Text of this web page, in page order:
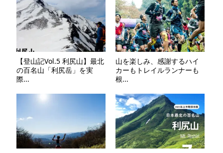
【登山記Vol.5 利尻山】最北
の百名山「利尻岳」を実
際...
山を楽しみ、感謝するハイ
カーもトレイルランナーも
根...